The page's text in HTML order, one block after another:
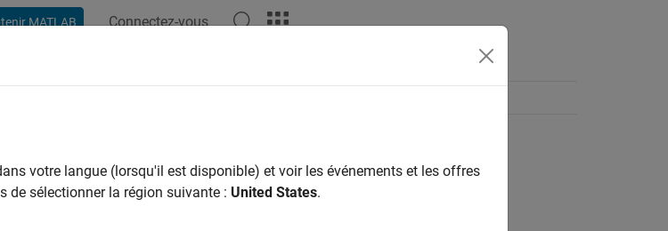
MATLAB Connectez-vous
votre langue (lorsqu'il est disponible) et voir les événements et les offres
de sélectionner la région suivante : United States.